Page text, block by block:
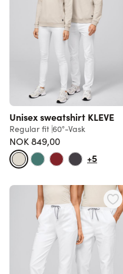
Unisex sweatshirt KLEVE
Regular fit 60°-Vask
NOK 849,00
+5